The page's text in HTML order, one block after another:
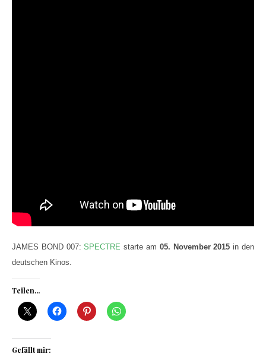
JAMES BOND 007:SPECTRE starte am 05. November 2015 in den
deutschen Kinos.
Teilen...
Gefällt mir: